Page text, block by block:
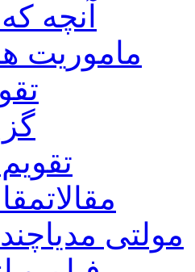
آنچه
ماموریت
مقالات
مولتی مدیا